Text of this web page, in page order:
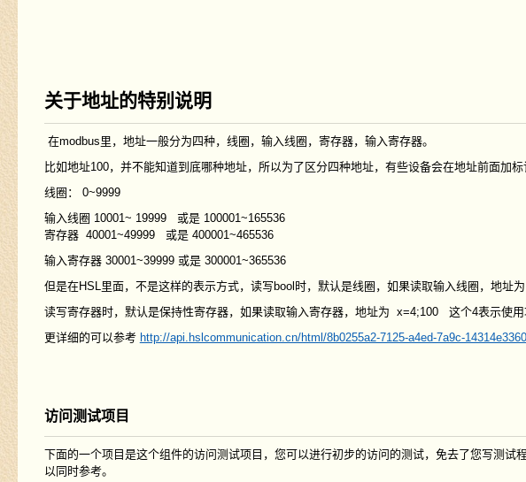
关于地址的特别说明
在modbus里，地址一般分为四种，线圈，输入线圈，寄存器，输入寄存器。
比如地址100，并不能知道到底哪种地址，所以为了区分四种地址，有些设备会在地址前面加
线圈： 0~9999
输入线圈 10001~ 19999 或是 100001~165536
寄存器 40001~49999 或是 400001~465536
输入寄存器 30001~39999 或是 300001~365536
但是在HSL里面，不是这样的表示方式，读写bool时，默认是线圈，如果读取输入线圈，地址
读写寄存器时，默认是保持性寄存器，如果读取输入寄存器，地址为 x=4;100 这个4表示使用
更详细的可以参考 http://api.hslcommunication.cn/html/8b0255a2-7125-a4ed-7a9c-
访问测试项目
下面的一个项目是这个组件的访问测试项目，您可以进行初步的访问的测试，免去了您写测
以同时参考。